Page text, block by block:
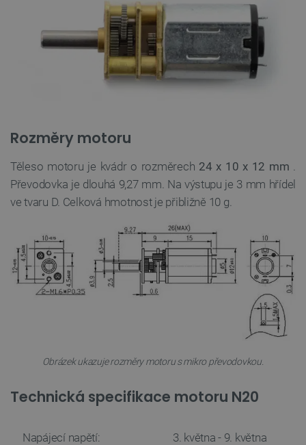
Rozměry motoru
Těleso motoru je kvádr o rozměrech 24 x 10 x 12 mm .
Převodovka je dlouhá 9,27 mm. Na výstupu je 3 mm hřídel
ve tvaru D. Celková hmotnost je přibližně 10 g.
Obrázek ukazuje rozměry motoru s mikro převodovkou.
Technická specifikace motoru N20
Napájecí napětí: 3. května - 9. května